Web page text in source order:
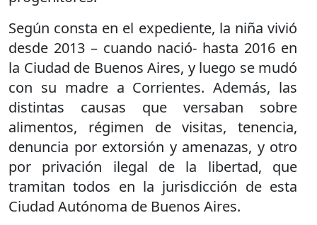
Según consta en el expediente, la niña vivió
desde 2013 – cuando nació- hasta 2016 en
la Ciudad de Buenos Aires, y luego se mudó
con su madre a Corrientes. Además, las
distintas causas que versaban sobre
alimentos, régimen de visitas, tenencia,
denuncia por extorsión y amenazas, y otro
por privación ilegal de la libertad, que
tramitan todos en la jurisdicción de esta
Ciudad Autónoma de Buenos Aires.